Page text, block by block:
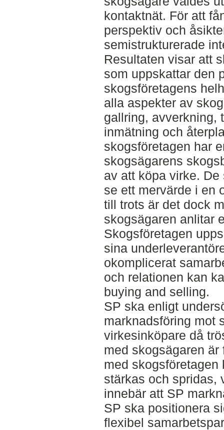
kontaktnät. För att
perspektiv och
semistrukturerade
Resultaten visar att
som uppskattar den
skogsföretagens
alla aspekter av
gallring, avverkning,
inmätning och
skogsföretagen har
skogsägarens
av att köpa virke.
se ett mervärde i en
till trots är det dock
skogsägaren anlitar
Skogsföretagen
sina
okomplicerat
och relationen kan
buying and selling.
SP ska enligt
marknadsföring mot
virkesinköpare då
med skogsägaren
med skogsföretagen
stärkas och spridas,
innebär att SP
SP ska positionera
flexibel